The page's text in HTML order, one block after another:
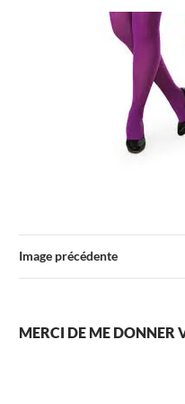
Image précédente
MERCI DE ME DONNER